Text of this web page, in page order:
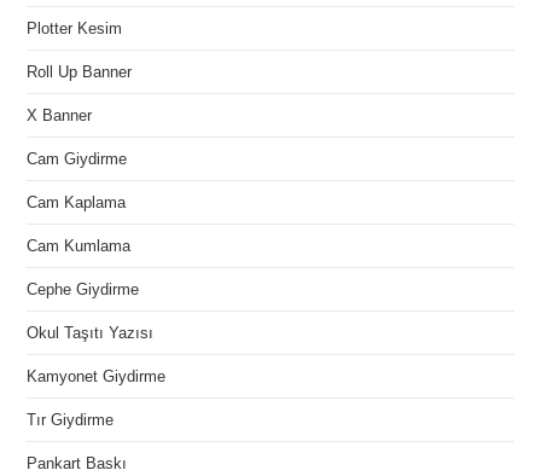
Plotter Kesim
Roll Up Banner
X Banner
Cam Giydirme
Cam Kaplama
Cam Kumlama
Cephe Giydirme
Okul Taşıtı Yazısı
Kamyonet Giydirme
Tır Giydirme
Pankart Baskı